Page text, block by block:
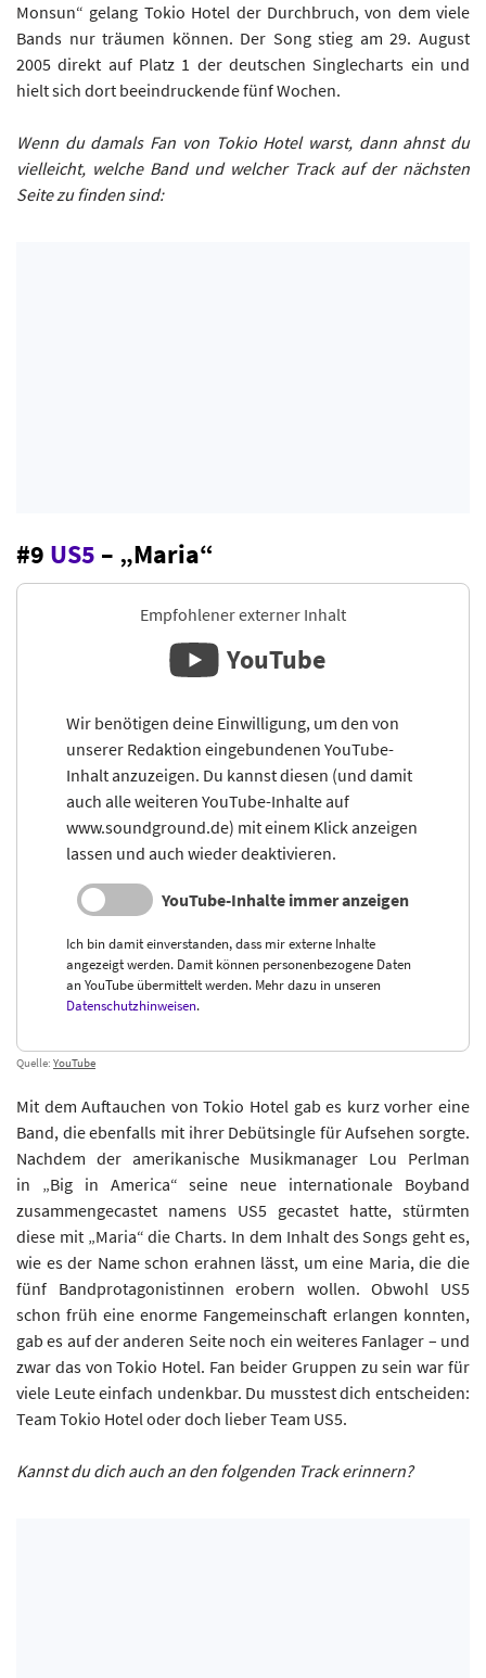
Monsun“ gelang Tokio Hotel der Durchbruch, von dem viele
Bands nur träumen können. Der Song stieg am 29. August
2005 direkt auf Platz 1 der deutschen Singlecharts ein und
hielt sich dort beeindruckende fünf Wochen.
Wenn du damals Fan von Tokio Hotel warst, dann ahnst du
vielleicht, welche Band und welcher Track auf der nächsten
Seite zu finden sind:
#9 US5 – „Maria“
Empfohlener externer Inhalt
YouTube
Wir benötigen deine Einwilligung, um den von
unserer Redaktion eingebundenen YouTube-
Inhalt anzuzeigen. Du kannst diesen (und damit
auch alle weiteren YouTube-Inhalte auf
www.soundground.de) mit einem Klick anzeigen
lassen und auch wieder deaktivieren.
YouTube-Inhalte immer anzeigen
Ich bin damit einverstanden, dass mir externe Inhalte
angezeigt werden. Damit können personenbezogene Daten
an YouTube übermittelt werden. Mehr dazu in unseren
Datenschutzhinweisen.
Quelle: YouTube
Mit dem Auftauchen von Tokio Hotel gab es kurz vorher eine
Band, die ebenfalls mit ihrer Debütsingle für Aufsehen sorgte.
Nachdem der amerikanische Musikmanager Lou Perlman
in „Big in America“ seine neue internationale Boyband
zusammengecastet namens US5 gecastet hatte, stürmten
diese mit „Maria“ die Charts. In dem Inhalt des Songs geht es,
wie es der Name schon erahnen lässt, um eine Maria, die die
fünf Bandprotagonistinnen erobern wollen. Obwohl US5
schon früh eine enorme Fangemeinschaft erlangen konnten,
gab es auf der anderen Seite noch ein weiteres Fanlager – und
zwar das von Tokio Hotel. Fan beider Gruppen zu sein war für
viele Leute einfach undenkbar. Du musstest dich entscheiden:
Team Tokio Hotel oder doch lieber Team US5.
Kannst du dich auch an den folgenden Track erinnern?